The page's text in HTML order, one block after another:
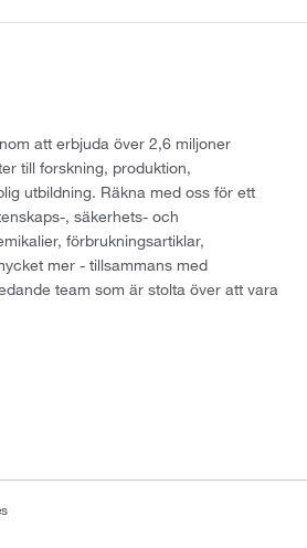
att erbjuda över 2,6 miljoner
till forskning, produktion,
utbildning. Räkna med oss för ett
, säkerhets- och
förbrukningsartiklar,
mer - tillsammans med
team som är stolta över att vara